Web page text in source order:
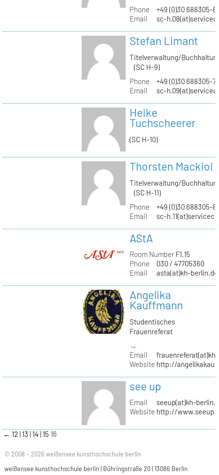
Phone
+49 (0)30 688305-
Email
sc-
Stefan Limant
Titelverwaltung/
(SC H-9)
Phone
+49 (0)30 688305-
Email
sc-
Heike
Tuchscheerer
(SC H-10)
Thorsten Mackiol
Titelverwaltung/
(SC H-11)
Phone
+49 (0)30 688305-
Email
sc-
AStA
Room NumberF1.15
Phone
030 / 47705360
Email
asta(at)kh-berlin.de
Angelika
Kauffmann
Studentisches
Frauenreferat
→
Email
Website http://
see up
Email
seeup(at)kh-
Website http://
← 12 13 14 15 16
© 2008 – 2026 weißensee kunsthochschule berlin
weißensee kunsthochschule berlin | Bühringstraße 20 | 13086 Berlin